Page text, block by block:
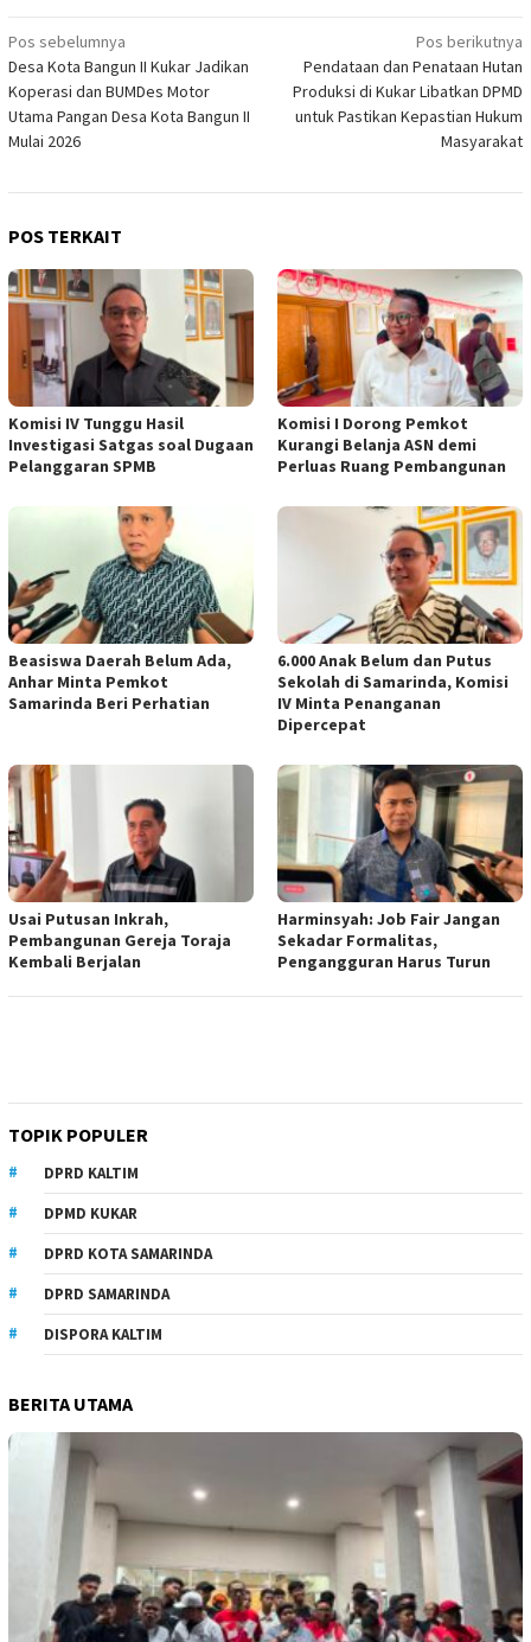
Navigasi
pos
Pos sebelumnya
Desa Kota Bangun II Kukar Jadikan
Koperasi dan BUMDes Motor
Utama Pangan Desa Kota Bangun II
Mulai 2026
Pos berikutnya
Pendataan dan Penataan Hutan
Produksi di Kukar Libatkan DPMD
untuk Pastikan Kepastian Hukum
Masyarakat
POS TERKAIT
Komisi IV Tunggu Hasil
Investigasi Satgas soal Dugaan
Pelanggaran SPMB
Komisi I Dorong Pemkot
Kurangi Belanja ASN demi
Perluas Ruang Pembangunan
Beasiswa Daerah Belum Ada,
Anhar Minta Pemkot
Samarinda Beri Perhatian
6.000 Anak Belum dan Putus
Sekolah di Samarinda, Komisi
IV Minta Penanganan
Dipercepat
Usai Putusan Inkrah,
Pembangunan Gereja Toraja
Kembali Berjalan
Harminsyah: Job Fair Jangan
Sekadar Formalitas,
Pengangguran Harus Turun
TOPIK POPULER
DPRD KALTIM
DPMD KUKAR
DPRD KOTA SAMARINDA
DPRD SAMARINDA
DISPORA KALTIM
BERITA UTAMA